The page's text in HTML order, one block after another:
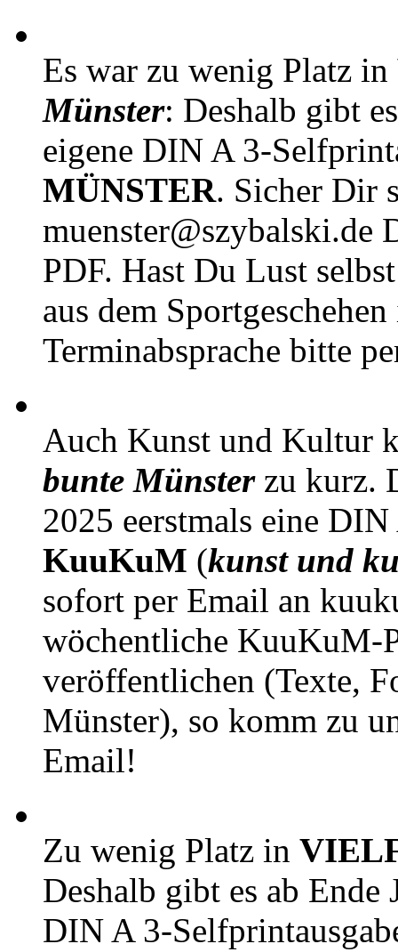
Es war zu wenig Platz in
Münster: Deshalb gibt
eigene DIN A 3-
MÜNSTER. Sicher Dir
muenster@szybalski.de
PDF. Hast Du Lust
aus dem
Terminabsprache bitte
Auch Kunst und Kultur
bunte Münsterzu kurz.
2025 eerstmals eine
KuuKuM (kunst und
sofort per Email an
wöchentliche KuuKuM-
veröffentlichen (Texte,
Münster), so komm zu
Email!
Zu wenig Platz in
Deshalb gibt es ab Ende
DIN A 3-